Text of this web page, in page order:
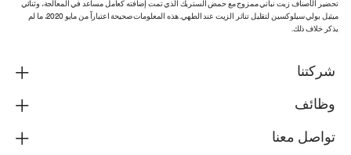
تحضير الأصناف زيت نباتي ممزوج مع حمض الستريك الذي تمت إضافته كعامل مساعد في المعالجة، وثنائي
ميثيل بولي سيلوكسين لتقليل تناثر الزيت عند الطهي. هذه المعلومات صحيحة اعتباراً من مايو 2020، ما لم
يذكر خلاف ذلك.
شركتنا
وظائف
تواصل معنا